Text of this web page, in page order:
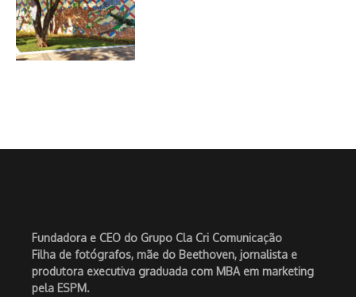
Fundadora e CEO do Grupo Cla Cri Comunicação
Filha de fotógrafos, mãe do Beethoven, jornalista e
produtora executiva graduada com MBA em marketing
pela ESPM.